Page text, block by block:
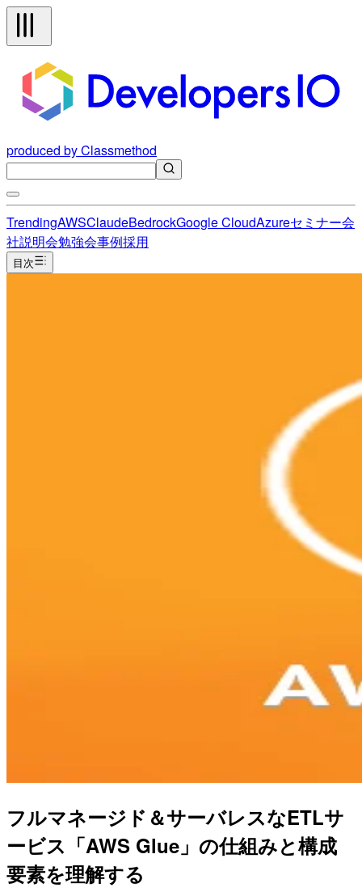
produced by Classmethod
TrendingAWSClaudeBedrockGoogle CloudAzureセミナー会
社説明会勉強会事例採用
目次
フルマネージド＆サーバレスなETLサ
ービス「AWS Glue」の仕組みと構成
要素を理解する